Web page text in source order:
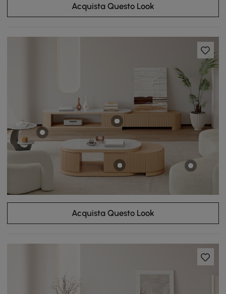
Acquista Questo Look
Acquista Questo Look